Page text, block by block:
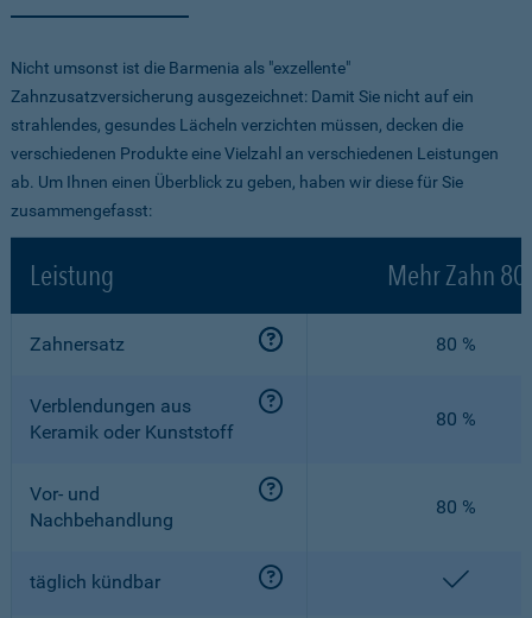
Nicht umsonst ist die Barmenia als "exzellente"
Zahnzusatzversicherung ausgezeichnet: Damit Sie nicht auf ein
strahlendes, gesundes Lächeln verzichten müssen, decken die
verschiedenen Produkte eine Vielzahl an verschiedenen Leistungen
ab. Um Ihnen einen Überblick zu geben, haben wir diese für Sie
zusammengefasst:
Leistung Mehr Zahn 80
Zahnersatz 80 %
Verblendungen aus
Keramik oder Kunststoff
80 %
Vor- und
Nachbehandlung
80 %
täglich kündbar